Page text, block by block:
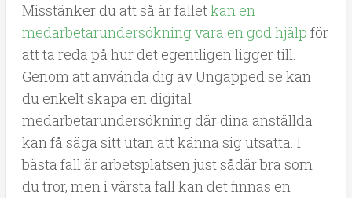
Misstänker du att så är falletkan en
medarbetarundersökning vara en god hjälp för
att ta reda på hur det egentligen ligger till.
Genom att använda dig av Ungapped.se kan
du enkelt skapa en digital
medarbetarundersökning där dina anställda
kan få säga sitt utan att känna sig utsatta. I
bästa fall är arbetsplatsen just sådär bra som
du tror, men i värsta fall kan det finnas en